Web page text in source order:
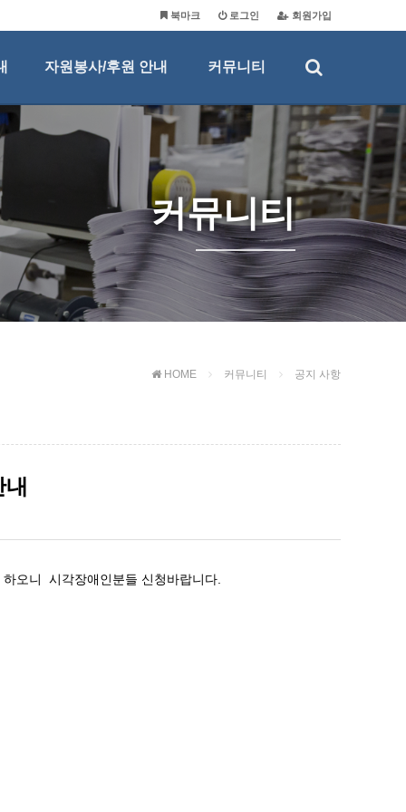
회원가입
로그인
북마크
자원봉사/후원 안내 커뮤니티
커뮤니티
HOME 커뮤니티 공지 사항
오니 시각장애인분들 신청바랍니다.